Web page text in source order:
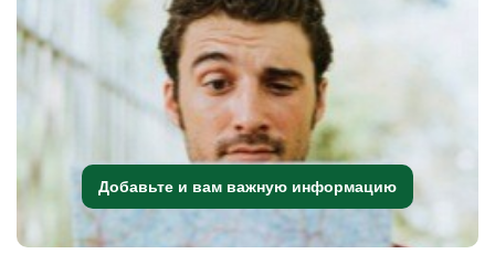
Добавьте и вам важную информацию